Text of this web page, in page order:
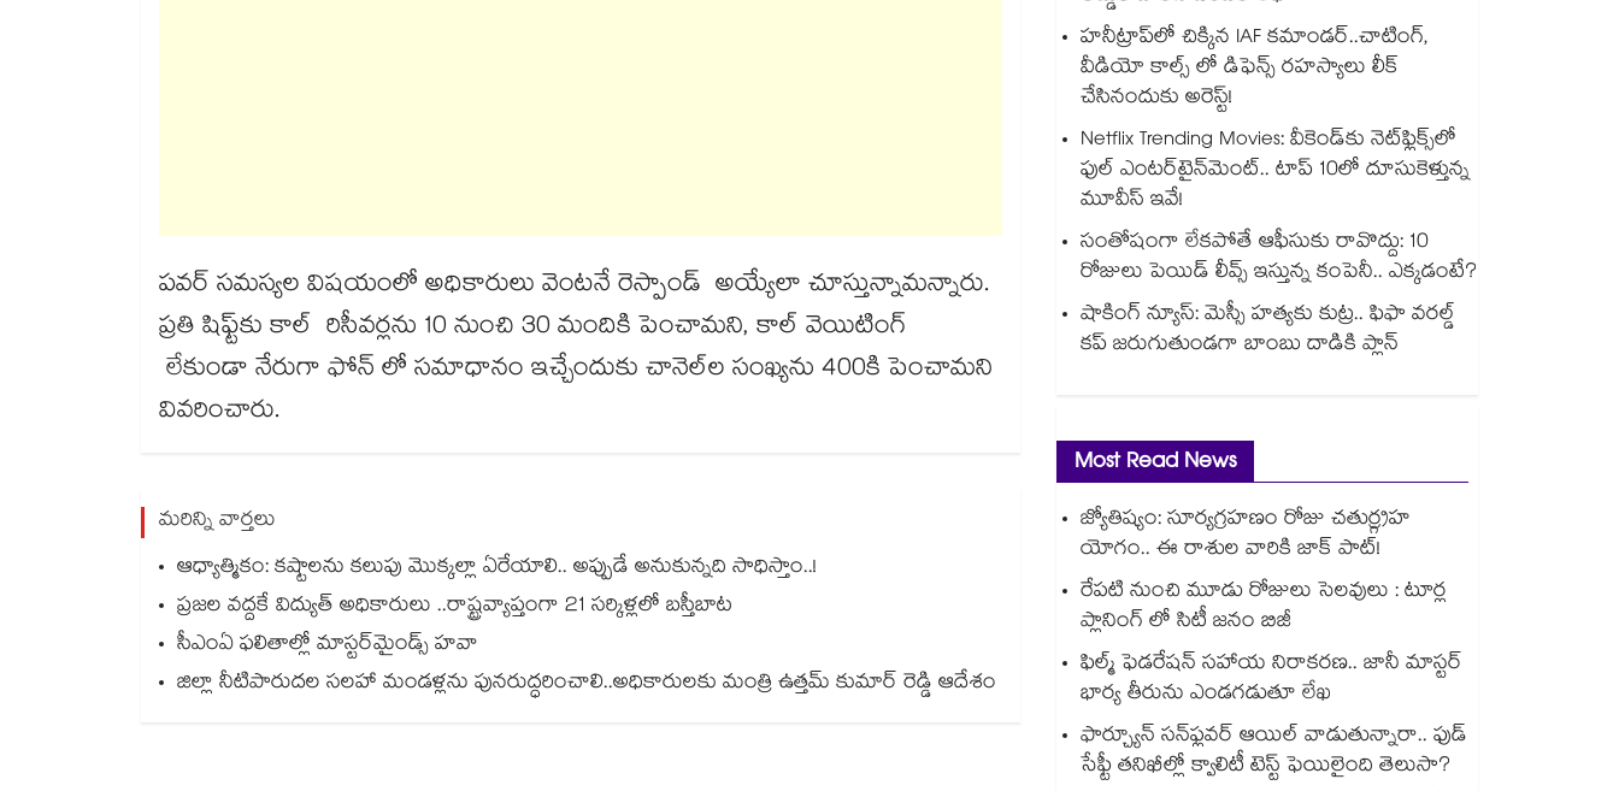
పవర్ సమస్యల విషయంలో అధికారులు వెంటనే రెస్పాండ్ అయ్యేలా చూస్తున్నామన్నారు.
ప్రతి షిఫ్ట్‌‌కు కాల్ రిసీవర్లను 10 నుంచి 30 మందికి పెంచామని, కాల్ వెయిటింగ్
లేకుండా నేరుగా ఫోన్ లో సమాధానం ఇచ్చేందుకు చానెల్‌‌ల సంఖ్యను 400కి పెంచామని
వివరించారు.
మరిన్ని వార్తలు
ఆధ్యాత్మికం: కష్టాలను కలుపు మొక్కల్లా ఏరేయాలి.. అప్పుడే అనుకున్నది సాధిస్తాం..!
ప్రజల వద్దకే విద్యుత్ అధికారులు ..రాష్ట్రవ్యాప్తంగా 21 సర్కిళ్లలో బస్తీబాట
సీఎంఏ ఫలితాల్లో మాస్టర్‌మైండ్స్ హవా
జిల్లా నీటిపారుదల సలహా మండళ్లను పునరుద్ధరించాలి..అధికారులకు మంత్రి ఉత్తమ్ కుమార్ రెడ్డి ఆదేశం
హనీట్రాప్‌లో చిక్కిన IAF కమాండర్..చాటింగ్,
వీడియో కాల్స్ లో డిఫెన్స్ రహస్యాలు లీక్
చేసినందుకు అరెస్ట్!
Netflix Trending Movies: వీకెండ్‌కు నెట్‌ఫ్లిక్స్‌లో
ఫుల్ ఎంటర్‌టైన్‌మెంట్.. టాప్ 10లో దూసుకెళ్తున్న
మూవీస్ ఇవే!
సంతోషంగా లేకపోతే ఆఫీసుకు రావొద్దు: 10
రోజులు పెయిడ్ లీవ్స్ ఇస్తున్న కంపెనీ.. ఎక్కడంటే?
షాకింగ్ న్యూస్: మెస్సీ హత్యకు కుట్ర.. ఫిఫా వరల్డ్
కప్ జరుగుతుండగా బాంబు దాడికి ప్లాన్
Most Read News
జ్యోతిష్యం: సూర్యగ్రహణం రోజు చతుర్గ్రహ
యోగం.. ఈ రాశుల వారికి జాక్ పాట్!
రేపటి నుంచి మూడు రోజులు సెలవులు : టూర్ల
ప్లానింగ్ లో సిటీ జనం బిజీ
ఫిల్మ్ ఫెడరేషన్ సహాయ నిరాకరణ.. జానీ మాస్టర్
భార్య తీరును ఎండగడుతూ లేఖ
ఫార్చ్యూన్ సన్‌ఫ్లవర్ ఆయిల్ వాడుతున్నారా.. ఫుడ్
సేఫ్టీ తనిఖీల్లో క్వాలిటీ టెస్ట్ ఫెయిలైంది తెలుసా?